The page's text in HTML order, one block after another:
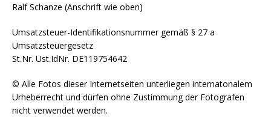
Ralf Schanze (Anschrift wie oben)
Umsatzsteuer-Identifikationsnummer gemäß § 27 a
Umsatzsteuergesetz
St.Nr. Ust.IdNr. DE119754642
© Alle Fotos dieser Internetseiten unterliegen internatonalem
Urheberrecht und dürfen ohne Zustimmung der Fotografen
nicht verwendet werden.